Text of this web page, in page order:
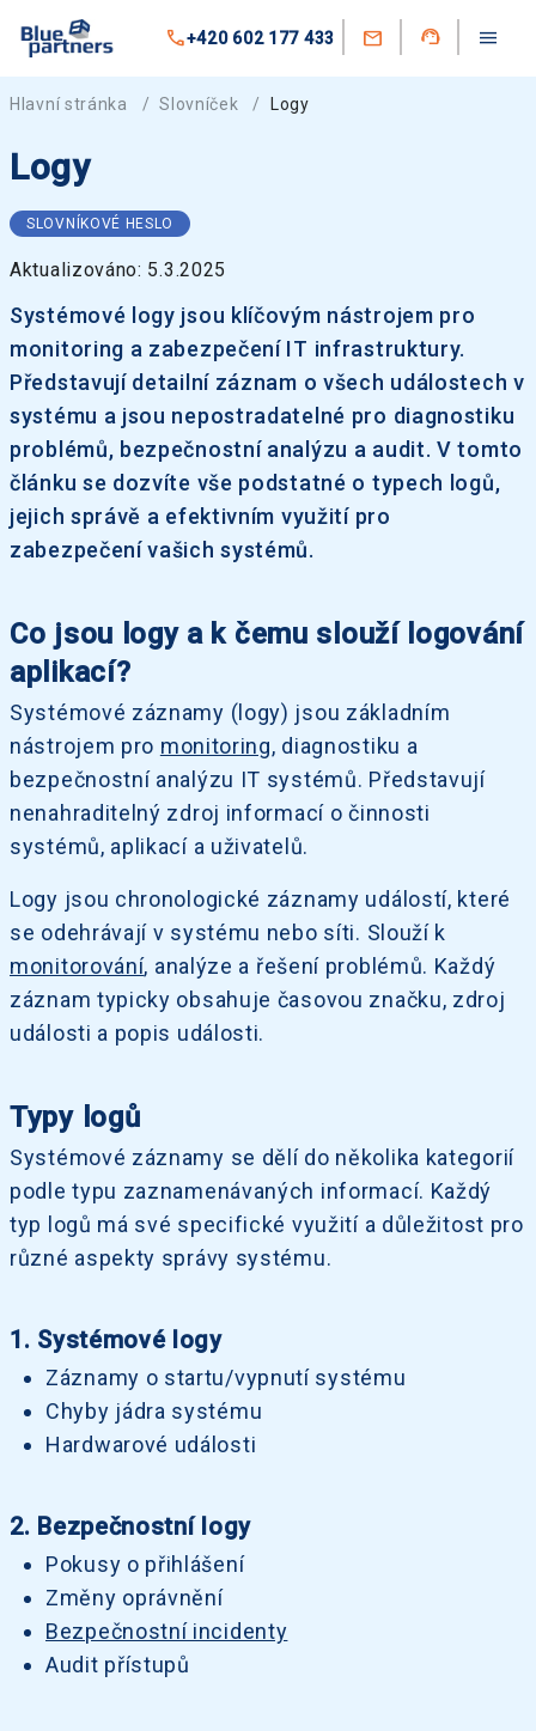
+420 602 177 433
Hlavní stránka / Slovníček / Logy
Logy
SLOVNÍKOVÉ HESLO
Aktualizováno: 5.3.2025
Systémové logy jsou klíčovým nástrojem pro
monitoring a zabezpečení IT infrastruktury.
Představují detailní záznam o všech událostech v
systému a jsou nepostradatelné pro diagnostiku
problémů, bezpečnostní analýzu a audit. V tomto
článku se dozvíte vše podstatné o typech logů,
jejich správě a efektivním využití pro
zabezpečení vašich systémů.
Co jsou logy a k čemu slouží logování
aplikací?
Systémové záznamy (logy) jsou základním
nástrojem pro monitoring, diagnostiku a
bezpečnostní analýzu IT systémů. Představují
nenahraditelný zdroj informací o činnosti
systémů, aplikací a uživatelů.
Logy jsou chronologické záznamy událostí, které
se odehrávají v systému nebo síti. Slouží k
monitorování, analýze a řešení problémů. Každý
záznam typicky obsahuje časovou značku, zdroj
události a popis události.
Typy logů
Systémové záznamy se dělí do několika kategorií
podle typu zaznamenávaných informací. Každý
typ logů má své specifické využití a důležitost pro
různé aspekty správy systému.
1. Systémové logy
Záznamy o startu/vypnutí systému
Chyby jádra systému
Hardwarové události
2. Bezpečnostní logy
Pokusy o přihlášení
Změny oprávnění
Bezpečnostní incidenty
Audit přístupů